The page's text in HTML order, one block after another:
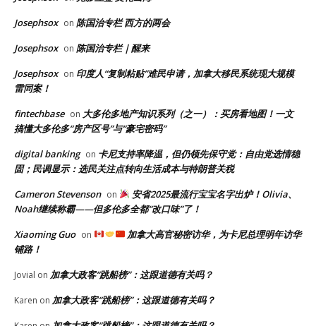
Josephsox on 陈国治专栏 西方的两会
Josephsox on 陈国治专栏｜醒来
Josephsox on 印度人“复制粘贴”难民申请，加拿大移民系统现大规模
雷同案！
fintechbase on 大多伦多地产知识系列（之一）：买房看地图！一文
搞懂大多伦多“房产区号”与“豪宅密码”
digital banking on 卡尼支持率降温，但仍领先保守党：自由党选情稳
固；民调显示：选民关注点转向生活成本与特朗普关税
Cameron Stevenson on
安省2025最流行宝宝名字出炉！Olivia、
Noah继续称霸——但多伦多全都“改口味”了！
Xiaoming Guo on
加拿大高官秘密访华，为卡尼总理明年访华
铺路！
Jovial on 加拿大政客“跳船榜”：这跟道德有关吗？
Karen on 加拿大政客“跳船榜”：这跟道德有关吗？